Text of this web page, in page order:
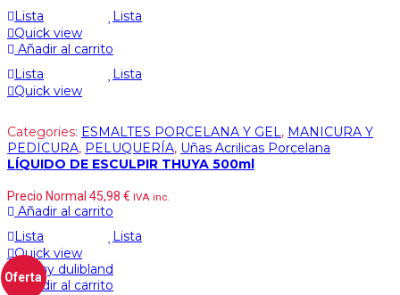
Lista
Lista
Quick view
Añadir al carrito
Lista
Lista
Quick view
Categories: ESMALTES PORCELANA Y GEL, MANICURA Y
PEDICURA, PELUQUERÍA, Uñas Acrilicas Porcelana
LÍQUIDO DE ESCULPIR THUYA 500ml
Precio Normal 45,98 € IVA inc.
Añadir al carrito
Lista
Lista
Quick view
Oferta
Añadir al carrito